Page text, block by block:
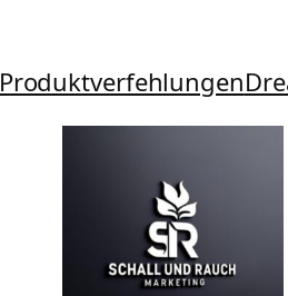
Produktverfehlungen